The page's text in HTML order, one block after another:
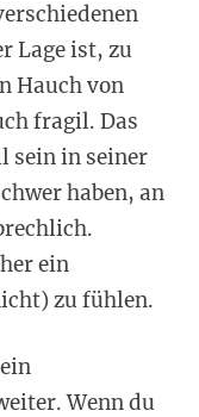
Lage ist, zu
Hauch von
fragil. Das
sein in seiner
haben, an
ein
zu fühlen.
Wenn du